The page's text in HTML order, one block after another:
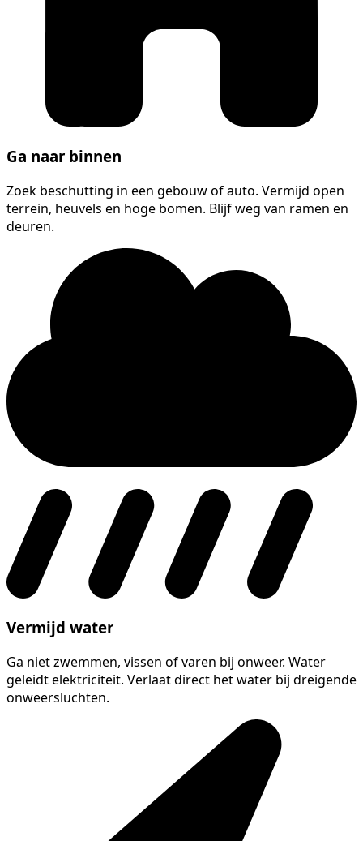
Ga naar binnen
Zoek beschutting in een gebouw of auto. Vermijd open
terrein, heuvels en hoge bomen. Blijf weg van ramen en
deuren.
Vermijd water
Ga niet zwemmen, vissen of varen bij onweer. Water
geleidt elektriciteit. Verlaat direct het water bij dreigende
onweersluchten.